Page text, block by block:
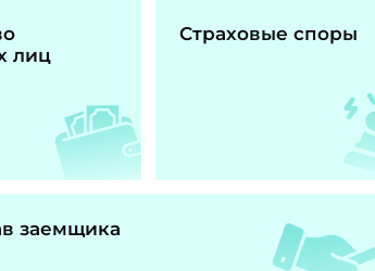
лиц
Страховые споры
заемщика